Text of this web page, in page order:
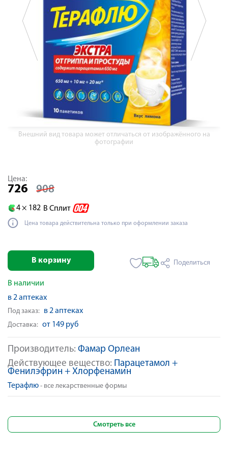
Внешний вид товара может отличаться от изображённого на
фотографии
Производитель: Фамар Орлеан
Действующее вещество: Парацетамол +
Фенилэфрин + Хлорфенамин
Терафлю - все лекарственные формы
Цена:
726 908
4 × 182 В Сплит
Цена товара действительна только при оформлении заказа
В корзину Поделиться
В наличии
в 2 аптеках
Под заказ: в 2 аптеках
Доставка: от 149 руб
Смотреть все